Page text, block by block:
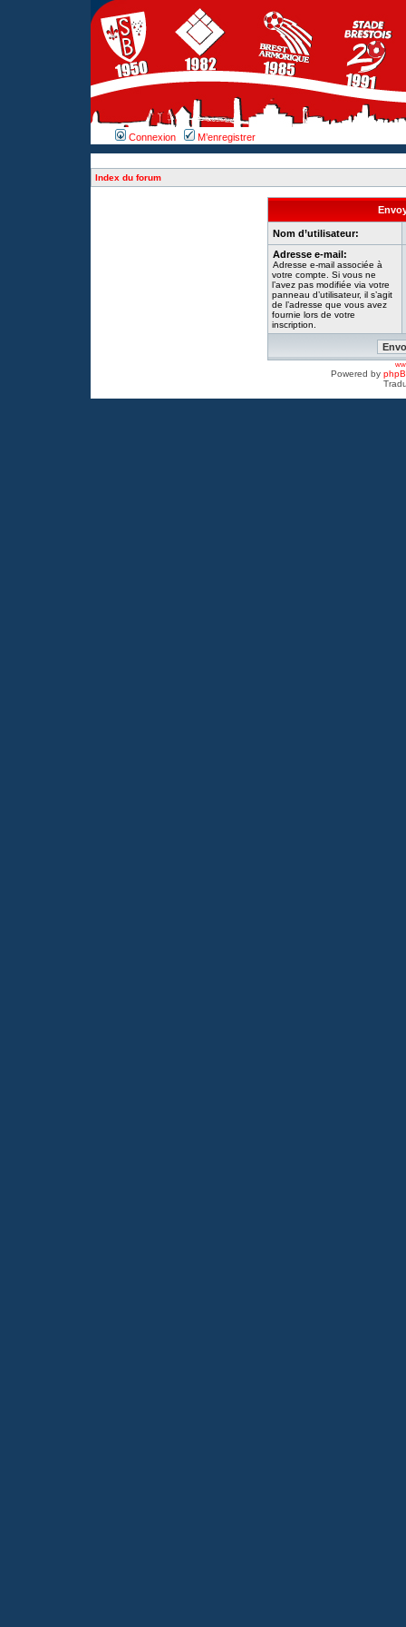
Connexion M’enregistrer
Index du forum
Nom d’utilisateur:
Adresse e-mail:
Adresse e-mail associée à
votre compte. Si vous ne
l’avez pas modifiée via votre
panneau d’utilisateur, il s’agit
de l’adresse que vous avez
fournie lors de votre
inscription.
Powered by